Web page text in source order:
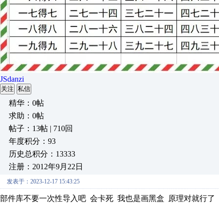
JSdanzi
关注 私信
精华：0帖
求助：0帖
帖子：13帖 | 710回
年度积分：93
历史总积分：13333
注册：2012年9月22日
发表于：2023-12-17 15:43:25
部件库不要一次性导入吧 会卡死 我也是画黑盒 原理对就行了